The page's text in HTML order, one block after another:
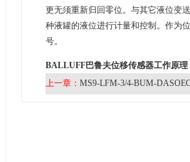
更无须重新归回零位。与其它液位变
种液罐的液位进行计量和控制。作为
号。
BALLUFF巴鲁夫位移传感器工作原理
上一章： MS9-LFM-3/4-BUM-